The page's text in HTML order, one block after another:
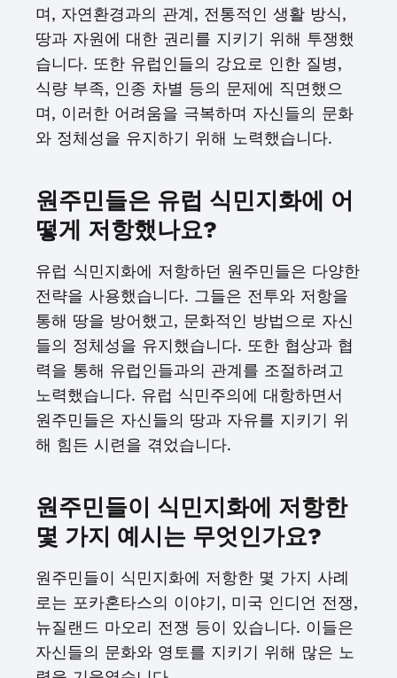
며, 자연환경과의 관계, 전통적인 생활 방식,
땅과 자원에 대한 권리를 지키기 위해 투쟁했
습니다. 또한 유럽인들의 강요로 인한 질병,
식량 부족, 인종 차별 등의 문제에 직면했으
며, 이러한 어려움을 극복하며 자신들의 문화
와 정체성을 유지하기 위해 노력했습니다.
원주민들은 유럽 식민지화에 어
떻게 저항했나요?
유럽 식민지화에 저항하던 원주민들은 다양한
전략을 사용했습니다. 그들은 전투와 저항을
통해 땅을 방어했고, 문화적인 방법으로 자신
들의 정체성을 유지했습니다. 또한 협상과 협
력을 통해 유럽인들과의 관계를 조절하려고
노력했습니다. 유럽 식민주의에 대항하면서
원주민들은 자신들의 땅과 자유를 지키기 위
해 힘든 시련을 겪었습니다.
원주민들이 식민지화에 저항한
몇 가지 예시는 무엇인가요?
원주민들이 식민지화에 저항한 몇 가지 사례
로는 포카혼타스의 이야기, 미국 인디언 전쟁,
뉴질랜드 마오리 전쟁 등이 있습니다. 이들은
자신들의 문화와 영토를 지키기 위해 많은 노